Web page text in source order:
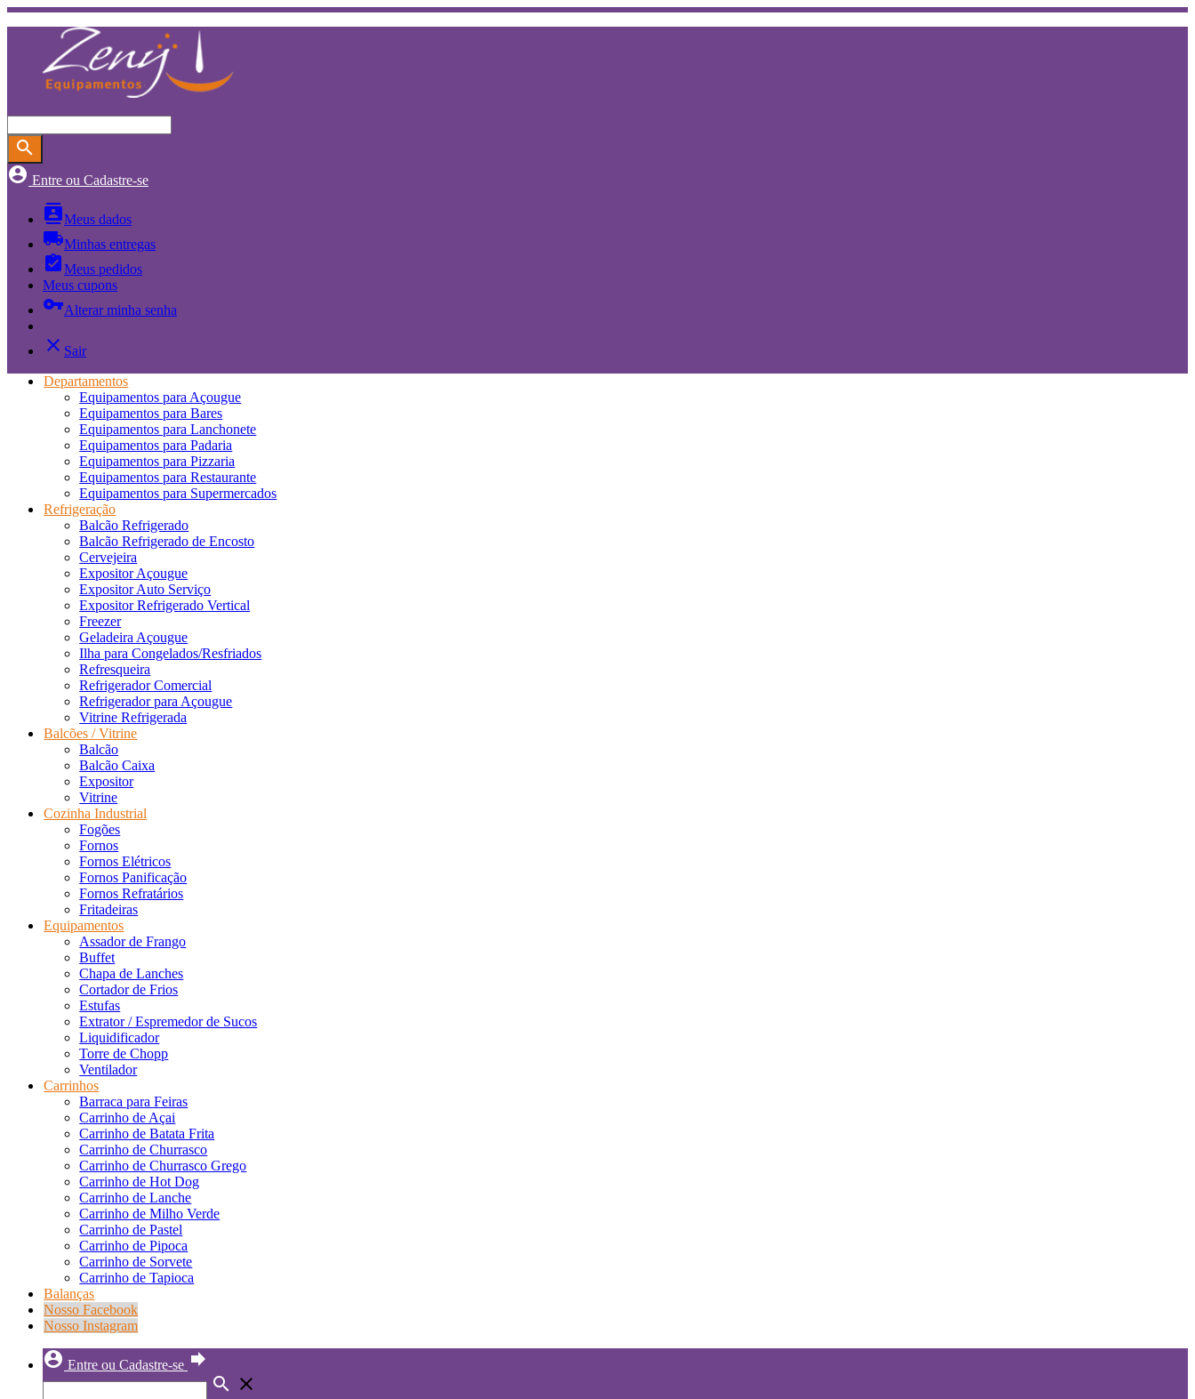
search
account_circle Entre ou Cadastre-se
contactsMeus dados
local_shippingMinhas entregas
assignment_turned_inMeus pedidos
Meus cupons
vpn_keyAlterar minha senha
close Sair
Departamentos
Equipamentos para Açougue
Equipamentos para Bares
Equipamentos para Lanchonete
Equipamentos para Padaria
Equipamentos para Pizzaria
Equipamentos para Restaurante
Equipamentos para Supermercados
Refrigeração
Balcão Refrigerado
Balcão Refrigerado de Encosto
Cervejeira
Expositor Açougue
Expositor Auto Serviço
Expositor Refrigerado Vertical
Freezer
Geladeira Açougue
Ilha para Congelados/Resfriados
Refresqueira
Refrigerador Comercial
Refrigerador para Açougue
Vitrine Refrigerada
Balcões / Vitrine
Balcão
Balcão Caixa
Expositor
Vitrine
Cozinha Industrial
Fogões
Fornos
Fornos Elétricos
Fornos Panificação
Fornos Refratários
Fritadeiras
Equipamentos
Assador de Frango
Buffet
Chapa de Lanches
Cortador de Frios
Estufas
Extrator / Espremedor de Sucos
Liquidificador
Torre de Chopp
Ventilador
Carrinhos
Barraca para Feiras
Carrinho de Açai
Carrinho de Batata Frita
Carrinho de Churrasco
Carrinho de Churrasco Grego
Carrinho de Hot Dog
Carrinho de Lanche
Carrinho de Milho Verde
Carrinho de Pastel
Carrinho de Pipoca
Carrinho de Sorvete
Carrinho de Tapioca
Balanças
Nosso Facebook
Nosso Instagram
account_circle Entre ou Cadastre-se forward
search close